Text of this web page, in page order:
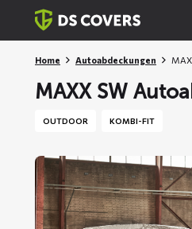
Skiplinks
Home Autoabdeckungen
MAXX SW
OUTDOOR KOMBI-FIT